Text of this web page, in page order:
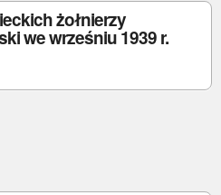
żołnierzy
we wrześniu 1939 r.